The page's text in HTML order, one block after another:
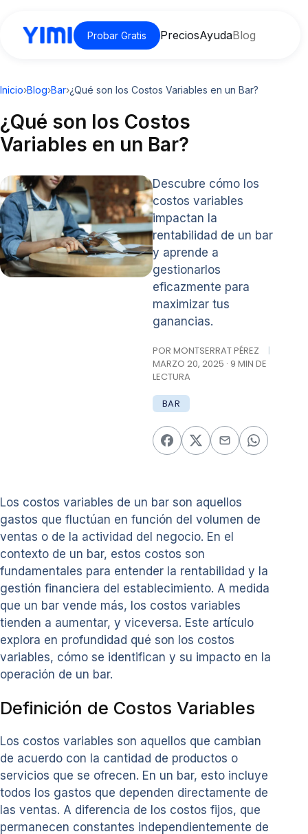
Probar Gratis PreciosAyudaBlog
Inicio›Blog›Bar›¿Qué son los Costos Variables en un Bar?
¿Qué son los Costos
Variables en un Bar?
Descubre cómo los
costos variables
impactan la
rentabilidad de un bar
y aprende a
gestionarlos
eficazmente para
maximizar tus
ganancias.
POR MONTSERRAT PÉREZ
|
MARZO 20, 2025 · 9 MIN DE
LECTURA
BAR
Los costos variables de un bar son aquellos
gastos que fluctúan en función del volumen de
ventas o de la actividad del negocio. En el
contexto de un bar, estos costos son
fundamentales para entender la rentabilidad y la
gestión financiera del establecimiento. A medida
que un bar vende más, los costos variables
tienden a aumentar, y viceversa. Este artículo
explora en profundidad qué son los costos
variables, cómo se identifican y su impacto en la
operación de un bar.
Definición de Costos Variables
Los costos variables son aquellos que cambian
de acuerdo con la cantidad de productos o
servicios que se ofrecen. En un bar, esto incluye
todos los gastos que dependen directamente de
las ventas. A diferencia de los costos fijos, que
permanecen constantes independientemente de